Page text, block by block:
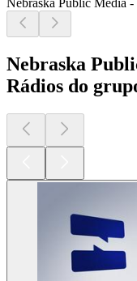
Nebraska Public Media
Nebraska
Rádios do